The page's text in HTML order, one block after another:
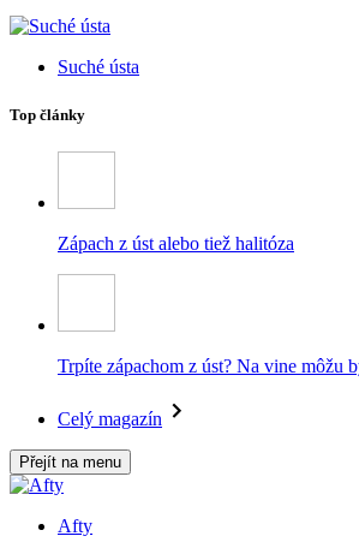
Suché ústa
Top články
Zápach z úst alebo tiež halitóza
Trpíte zápachom z úst? Na vine môžu
Celý magazín
Přejít na menu
Afty